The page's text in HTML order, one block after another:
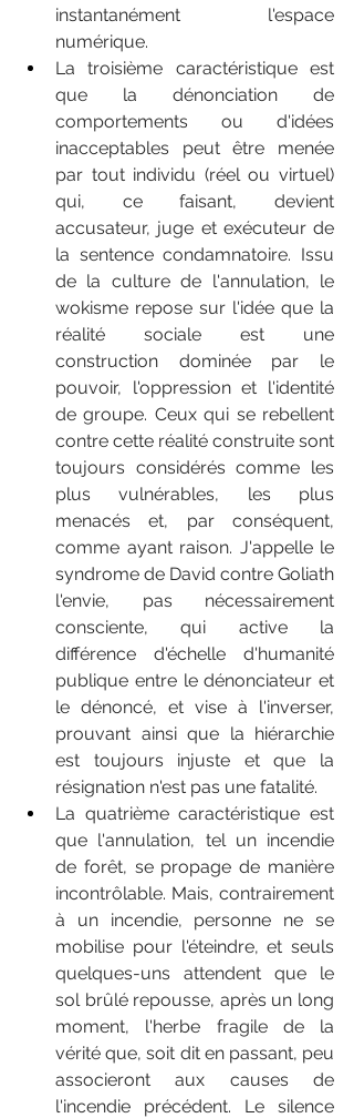
instantanément l'espace
numérique.
La troisième caractéristique est
que la dénonciation de
comportements ou d'idées
inacceptables peut être menée
par tout individu (réel ou virtuel)
qui, ce faisant, devient
accusateur, juge et exécuteur de
la sentence condamnatoire. Issu
de la culture de l'annulation, le
wokisme repose sur l'idée que la
réalité sociale est une
construction dominée par le
pouvoir, l'oppression et l'identité
de groupe. Ceux qui se rebellent
contre cette réalité construite sont
toujours considérés comme les
plus vulnérables, les plus
menacés et, par conséquent,
comme ayant raison. J'appelle le
syndrome de David contre Goliath
l'envie, pas nécessairement
consciente, qui active la
différence d'échelle d'humanité
publique entre le dénonciateur et
le dénoncé, et vise à l'inverser,
prouvant ainsi que la hiérarchie
est toujours injuste et que la
résignation n'est pas une fatalité.
La quatrième caractéristique est
que l'annulation, tel un incendie
de forêt, se propage de manière
incontrôlable. Mais, contrairement
à un incendie, personne ne se
mobilise pour l'éteindre, et seuls
quelques-uns attendent que le
sol brûlé repousse, après un long
moment, l'herbe fragile de la
vérité que, soit dit en passant, peu
associeront aux causes de
l'incendie précédent. Le silence